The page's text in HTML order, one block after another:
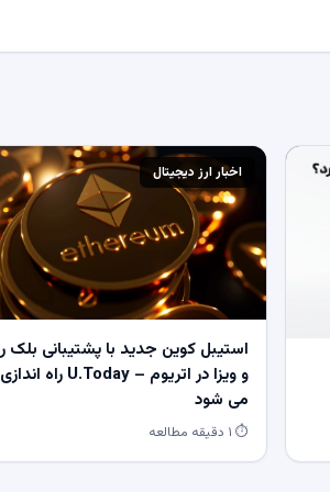
اخبار ارز دیجیتال
استیبل کوین جدید با پشتیبانی بلک
و ویزا در اتریوم – U.Today راه اندازی
می شود
⏱ ۱ دقیقه مطالعه